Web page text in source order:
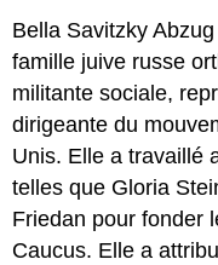
Bella Savitzky
famille juive russe
militante sociale,
dirigeante du
Unis. Elle a travaillé
telles que Gloria
Friedan pour fonder
Caucus. Elle a